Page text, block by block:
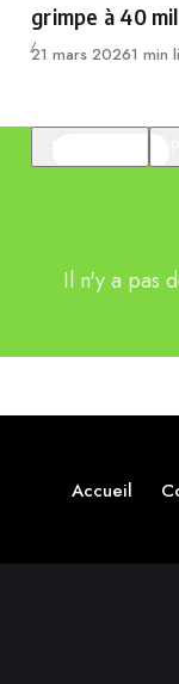
grimpe à 40
Publié
21 mars 20261 min
Il n'y a pas
Accueil